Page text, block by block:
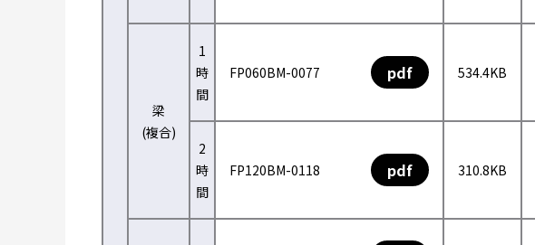
梁
(複合)
1
時
間
FP060BM-0077 pdf 534.4KB
2
時
間
FP120BM-0118 pdf 310.8KB